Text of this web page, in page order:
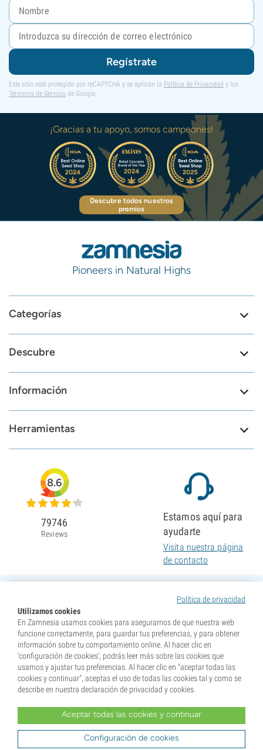
Regístrate
Este sitio está protegido por reCAPTCHA y se aplican la Política de Privacidad y los
Términos de Servicio de Google.
¡Gracias a tu apoyo, somos campeones!
Descubre todos nuestros
premios
Pioneers in Natural Highs
Categorías
Descubre
Información
Herramientas
Política de privacidad
Utilizamos cookies
En Zamnesia usamos cookies para asegurarnos de que nuestra web
funcione correctamente, para guardar tus preferencias, y para obtener
información sobre tu comportamiento online. Al hacer clic en
'configuración de cookies', podrás leer más sobre las cookies que
usamos y ajustar tus preferencias. Al hacer clic en "aceptar todas las
cookies y continuar", aceptas el uso de todas las cookies tal y como se
describe en nuestra declaración de privacidad y cookies.
Aceptar todas las cookies y continuar
Configuración de cookies
8.6
79746
Reviews
Estamos aquí para
ayudarte
Visita nuestra página
de contacto
* Nuestras semillas se venden como suvenires. La germinación de semillas es ilegal en muchos
tu lugar de residencia y que conoces las normativas locales. También eximes de toda responsabilidad a
Zamnesia si actúas al margen de ellas.